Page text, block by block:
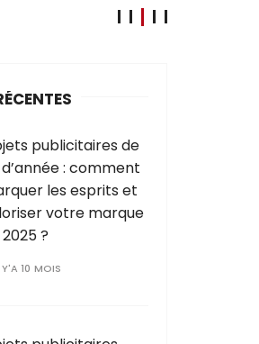
publicitaires de
: comment
les esprits et
votre marque
?
Y'A 10 MOIS